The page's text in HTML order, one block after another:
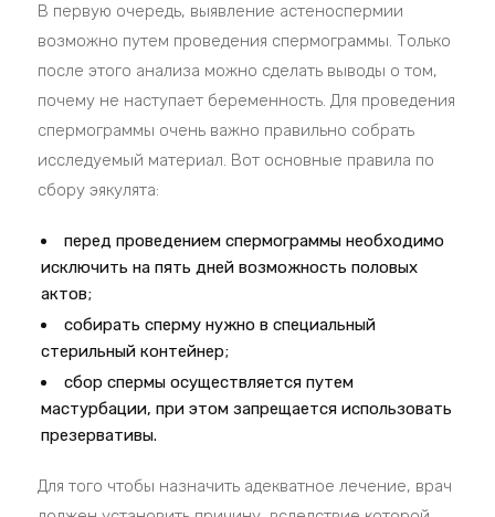
В первую очередь, выявление астеноспермии
возможно путем проведения спермограммы. Только
после этого анализа можно сделать выводы о том,
почему не наступает беременность. Для проведения
спермограммы очень важно правильно собрать
исследуемый материал. Вот основные правила по
сбору эякулята:
перед проведением спермограммы необходимо
исключить на пять дней возможность половых
актов;
собирать сперму нужно в специальный
стерильный контейнер;
сбор спермы осуществляется путем
мастурбации, при этом запрещается использовать
презервативы.
Для того чтобы назначить адекватное лечение, врач